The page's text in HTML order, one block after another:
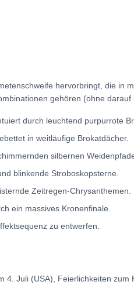
hervorbringt, die in
gehören (ohne darauf
durch leuchtend purpurrote
in weitläufige Brokatdächer.
silbernen
blinkende Stroboskopsterne.
Zeitregen-Chrysanthemen.
ein massives Kronenfinale.
zu entwerfen.
Juli (USA), Feierlichkeiten zum